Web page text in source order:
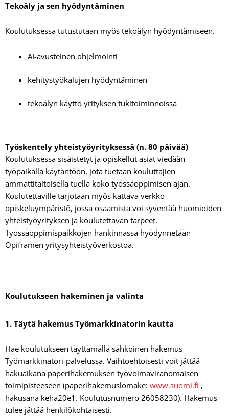
Tekoäly ja sen hyödyntäminen
Koulutuksessa tutustutaan myös tekoälyn hyödyntämiseen.
AI-avusteinen ohjelmointi
kehitystyökalujen hyödyntäminen
tekoälyn käyttö yrityksen tukitoiminnoissa
Työskentely yhteistyöyrityksessä (n. 80 päivää)
Koulutuksessa sisäistetyt ja opiskellut asiat viedään
työpaikalla käytäntöön, jota tuetaan kouluttajien
ammattitaitoisella tuella koko työssäoppimisen ajan.
Koulutettaville tarjotaan myös kattava verkko-
opiskeluympäristö, jossa osaamista voi syventää huomioiden
yhteistyöyrityksen ja koulutettavan tarpeet.
Työssäoppimispaikkojen hankinnassa hyödynnetään
Opiframen yritysyhteistyöverkostoa.
Koulutukseen hakeminen ja valinta
1. Täytä hakemus Työmarkkinatorin kautta
Hae koulutukseen täyttämällä sähköinen hakemus
Työmarkkinatori-palvelussa. Vaihtoehtoisesti voit jättää
hakuaikana paperihakemuksen työvoimaviranomaisen
toimipisteeseen (paperihakemuslomake: www.suomi.fi ,
hakusana keha20e1. Koulutusnumero 26058230). Hakemus
tulee jättää henkilökohtaisesti.